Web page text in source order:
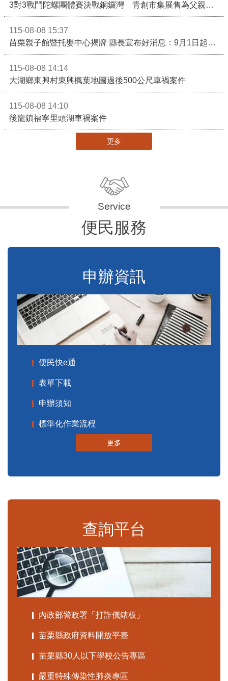
3對3戰鬥陀螺團體賽決戰銅鑼灣 青創市集展售為父親節增添繽紛
115-08-08 15:37
苗栗親子館暨托嬰中心揭牌 縣長宣布好消息：9月1日起調降臨時托嬰費用
115-08-08 14:14
大湖鄉東興村東興楓葉地圖過後500公尺車禍案件
115-08-08 14:10
後龍鎮福寧里頭湖車禍案件
更多
便民服務
申辦資訊
便民快e通
表單下載
申辦須知
標準化作業流程
更多
查詢平台
內政部警政署「打詐儀錶板」
苗栗縣政府資料開放平臺
苗栗縣30人以下學校公告專區
嚴重特殊傳染性肺炎專區